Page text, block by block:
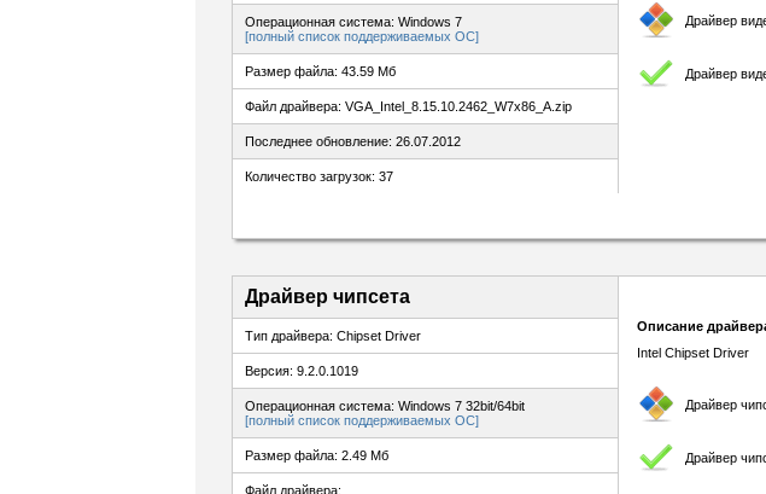
Операционная система: Windows 7
[полный список поддерживаемых ОС]
Размер файла: 43.59 Мб
Файл драйвера: VGA_Intel_8.15.10.2462_W7x86_A.zip
Последнее обновление: 26.07.2012
Количество загрузок: 37
Драйвер
Драйвер
Драйвер чипсета
Тип драйвера: Chipset Driver
Версия: 9.2.0.1019
Операционная система: Windows 7 32bit/64bit
[полный список поддерживаемых ОС]
Размер файла: 2.49 Мб
Файл драйвера:
Описание
Intel Chipset Driver
Драйвер
Драйвер